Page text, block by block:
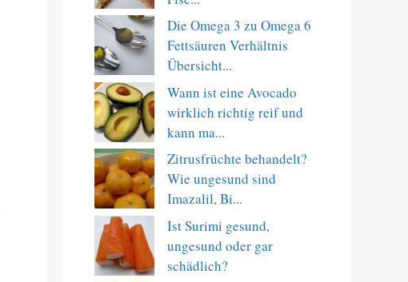
Die Omega 3 zu Omega 6
Fettsäuren Verhältnis
Übersicht...
Wann ist eine Avocado
wirklich richtig reif und
kann ma...
Zitrusfrüchte behandelt?
Wie ungesund sind
Imazalil, Bi...
Ist Surimi gesund,
ungesund oder gar
schädlich?